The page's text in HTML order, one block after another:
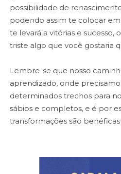
possibilidade de
podendo assim te colocar
te levará a vitórias e sucesso,
triste algo que você gostaria
Lembre-se que nosso
aprendizado, onde
determinados trechos para
sábios e completos, e é por
transformações são benéficas